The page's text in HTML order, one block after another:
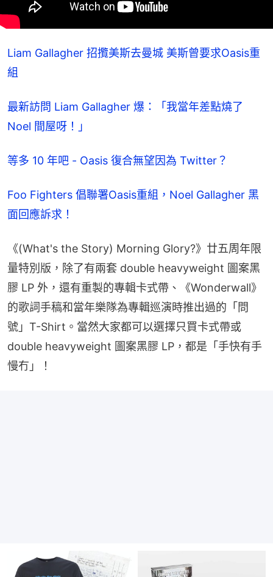
Liam Gallagher 招攬美斯去曼城 美斯曾要求Oasis重
組
最新訪問 Liam Gallagher 爆：「我當年差點燒了
Noel 間屋呀！」
等多 10 年吧 - Oasis 復合無望因為 Twitter？
Foo Fighters 倡聯署Oasis重組，Noel Gallagher 黑
面回應訴求！
《(What's the Story) Morning Glory?》廿五周年限
量特別版，除了有兩套 double heavyweight 圖案黑
膠 LP 外，還有重製的專輯卡式帶、《Wonderwall》
的歌詞手稿和當年樂隊為專輯巡演時推出過的「問
號」T-Shirt。當然大家都可以選擇只買卡式帶或
double heavyweight 圖案黑膠 LP，都是「手快有手
慢冇」！